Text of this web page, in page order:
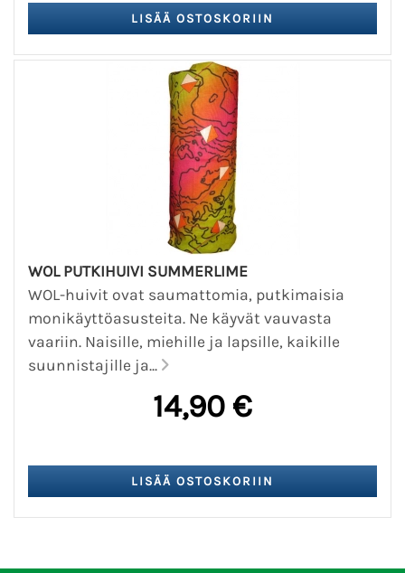
WOL PUTKIHUIVI SUMMERLIME
WOL-huivit ovat saumattomia, putkimaisia
monikäyttöasusteita. Ne käyvät vauvasta
vaariin. Naisille, miehille ja lapsille, kaikille
suunnistajille ja...
14,90 €